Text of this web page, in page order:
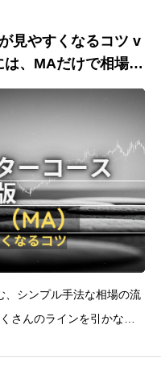
見やすくなるコツ v
、MAだけで相場を
、シンプル手法な相場の流
さんのラインを引かない